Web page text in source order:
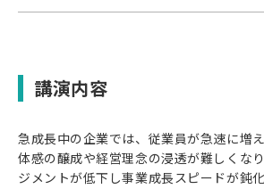
講演内容
急成長中の企業では、従業員が急速に増
体感の醸成や経営理念の浸透が難しくな
ジメントが低下し事業成長スピードが鈍